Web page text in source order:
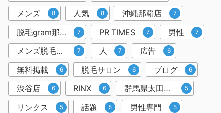
メンズ 8 人気 8 沖縄那覇店 7
脱毛gram那覇市店 7 PR TIMES 7 男性 7
メンズ脱毛サロン 7 人 7 広告 6
無料掲載 6 脱毛サロン 6 ブログ 6
渋谷店 6 RINX 6 群馬県太田市店 5
リンクス 5 話題 5 男性専門 5